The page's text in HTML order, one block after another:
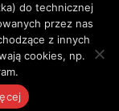
portalu
Wszystkie prawa
do technicznej
przez nas
z innych
cookies, np.